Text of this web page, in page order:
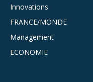
Innovations
FRANCE/MONDE
Management
ECONOMIE